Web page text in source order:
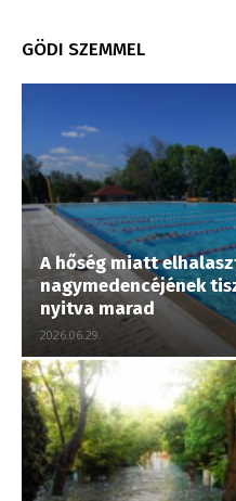
GÖDI SZEMMEL
A hőség miatt
nagymedencéjének
nyitva marad
2026.06.29.